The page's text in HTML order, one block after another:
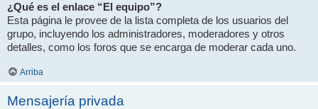
¿Qué es el enlace “El equipo”?
Esta página le provee de la lista completa de los usuarios del
grupo, incluyendo los administradores, moderadores y otros
detalles, como los foros que se encarga de moderar cada uno.
Arriba
Mensajería privada